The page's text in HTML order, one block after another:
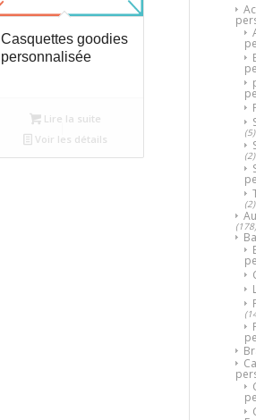
Casquettes goodies
personnalisée
Lire la suite
Voir les détails
(5)
(2)
(2)
(178)